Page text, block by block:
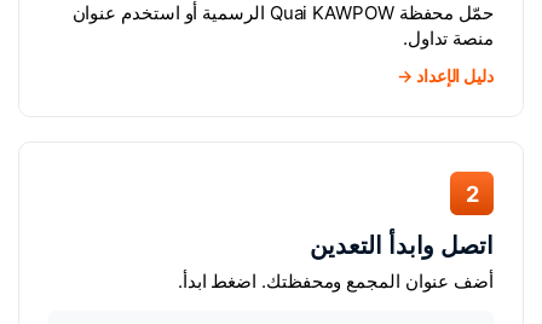
حمّل محفظة Quai KAWPOW الرسمية أو استخدم عنوان
منصة تداول.
دليل الإعداد →
2
اتصل وابدأ التعدين
أضف عنوان المجمع ومحفظتك. اضغط ابدأ.